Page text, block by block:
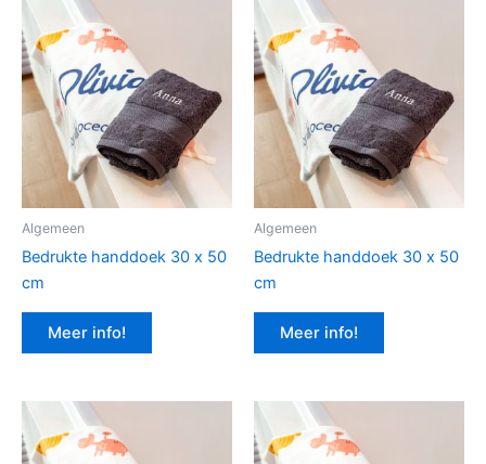
Algemeen
Bedrukte handdoek 30 x 50
cm
Meer info!
Algemeen
Bedrukte handdoek 30 x 50
cm
Meer info!